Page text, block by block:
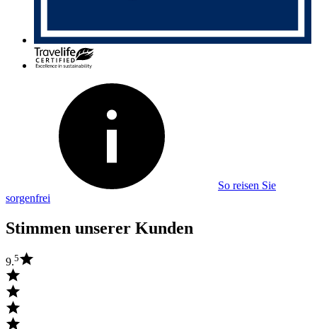
So reisen Sie
sorgenfrei
Stimmen unserer Kunden
9.5